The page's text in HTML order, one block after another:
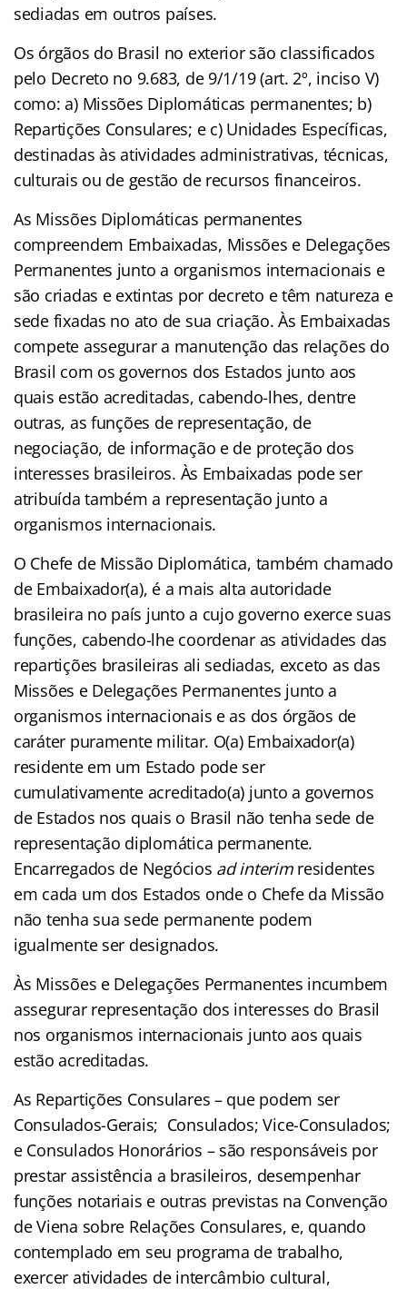
sediadas em outros países.
Os órgãos do Brasil no exterior são classificados
pelo Decreto no 9.683, de 9/1/19(art. 2º, inciso V)
como: a) Missões Diplomáticas permanentes; b)
Repartições Consulares; e c) Unidades Específicas,
destinadas às atividades administrativas, técnicas,
culturais ou de gestão de recursos financeiros.
As Missões Diplomáticas permanentes
compreendem Embaixadas, Missões e Delegações
Permanentes junto a organismos internacionais e
são criadas e extintas por decreto e têm natureza e
sede fixadas no ato de sua criação. Às Embaixadas
compete assegurar a manutenção das relações do
Brasil com os governos dos Estados junto aos
quais estão acreditadas, cabendo-lhes, dentre
outras, as funções de representação, de
negociação, de informação e de proteção dos
interesses brasileiros. Às Embaixadas pode ser
atribuída também a representação junto a
organismos internacionais.
O Chefe de Missão Diplomática, também chamado
de Embaixador(a), é a mais alta autoridade
brasileira no país junto a cujo governo exerce suas
funções, cabendo-lhe coordenar as atividades das
repartições brasileiras ali sediadas, exceto as das
Missões e Delegações Permanentes junto a
organismos internacionais e as dos órgãos de
caráter puramente militar. O(a) Embaixador(a)
residente em um Estado pode ser
cumulativamente acreditado(a) junto a governos
de Estados nos quais o Brasil não tenha sede de
representação diplomática permanente.
Encarregados de Negócios ad interimresidentes
em cada um dos Estados onde o Chefe da Missão
não tenha sua sede permanente podem
igualmente ser designados.
Às Missões e Delegações Permanentes incumbem
assegurar representação dos interesses do Brasil
nos organismos internacionais junto aos quais
estão acreditadas.
As Repartições Consulares – que podem ser
Consulados-Gerais; Consulados; Vice-Consulados;
e Consulados Honorários – são responsáveis por
prestar assistência a brasileiros, desempenhar
funções notariais e outras previstas na Convenção
de Viena sobre Relações Consulares, e, quando
contemplado em seu programa de trabalho,
exercer atividades de intercâmbio cultural,